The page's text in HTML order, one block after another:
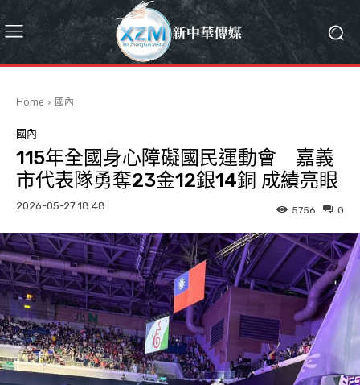
Home 國內
國內
115年全國身心障礙國民運動會 嘉義
市代表隊勇奪23金12銀14銅 成績亮眼
2026-05-27 18:48 0
5756